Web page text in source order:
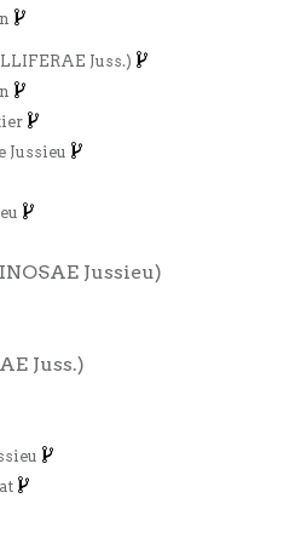
Juss.)
Jussieu
Jussieu)
Juss.)